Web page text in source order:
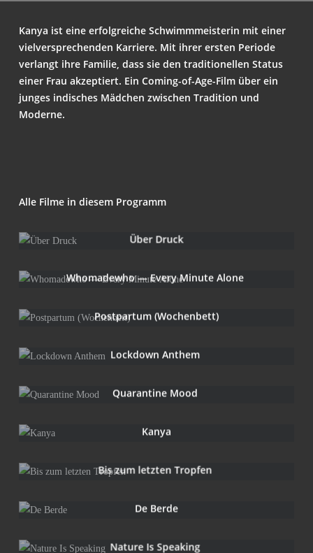
Kanya ist eine erfolg­rei­che Schwimm­meis­te­rin mit einer
viel­ver­spre­chen­den Kar­rie­re. Mit ihrer ers­ten Peri­ode
ver­langt ihre Fami­lie, dass sie den tra­di­tio­nel­len Sta­tus
einer Frau akzep­tiert. Ein Coming-of-Age-Film über ein
jun­ges indi­sches Mäd­chen zwi­schen Tra­di­ti­on und
Moderne.
Alle Fil­me in die­sem Programm
Über Druck
Who­ma­de­w­ho — Every Minu­te Alone
Post­par­tum (Wochen­bett)
Lock­down Anthem
Qua­ran­ti­ne Mood
Kanya
Bis zum letz­ten Tropfen
De Ber­de
Natu­re Is Speaking